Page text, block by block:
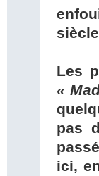
Les
«
pas
ici,